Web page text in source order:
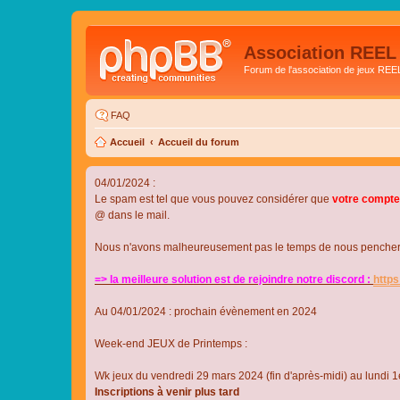
Association REEL
Forum de l'association de jeux REEL
FAQ
Accueil Accueil du forum
04/01/2024 :
Le spam est tel que vous pouvez considérer que votre
@ dans le mail.
Nous n'avons malheureusement pas le temps de nous
=> la meilleure solution est de rejoindre notre discord :
Au 04/01/2024 : prochain évènement en 2024
Week-end JEUX de Printemps :
Wk jeux du vendredi 29 mars 2024 (fin d'après-midi) au lundi
Inscriptions à venir plus tard